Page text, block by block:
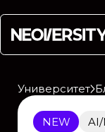
Университет
NEW AI/